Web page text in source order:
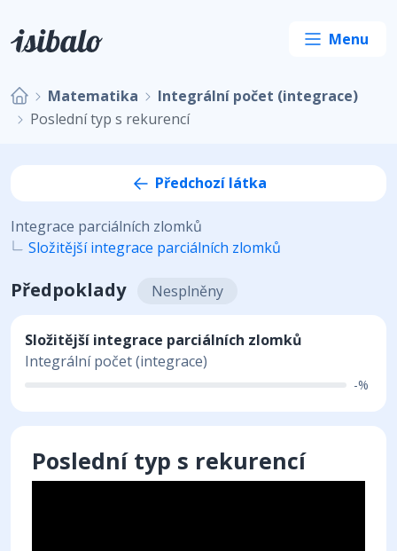
Matematika
Integrální počet (integrace)
Poslední typ s rekurencí
Předchozí látka
Integrace parciálních zlomků
Složitější integrace parciálních zlomků
Předpoklady Nesplněny
Složitější integrace parciálních zlomků
Integrální počet (integrace)
-%
Poslední typ s rekurencí